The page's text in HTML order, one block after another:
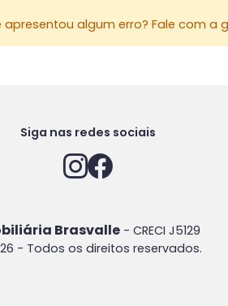
algum erro? Fale com a
Siga nas redes sociais
Brasvalle - CRECI J5129
- Todos os direitos reservados.